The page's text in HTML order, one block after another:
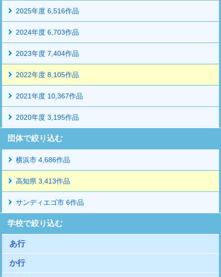
2025年度 6,516作品
2024年度 6,703作品
2023年度 7,404作品
2022年度 8,105作品
2021年度 10,367作品
2020年度 3,195作品
団体で絞り込む
横浜市 4,686作品
高知県 3,413作品
サンディエゴ市 6作品
学校で絞り込む
あ行
か行